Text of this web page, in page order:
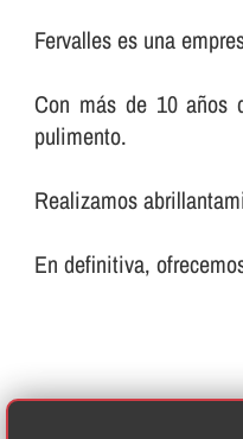
Fervalles es una
Con más de 10 años
pulimento.
Realizamos
En definitiva,